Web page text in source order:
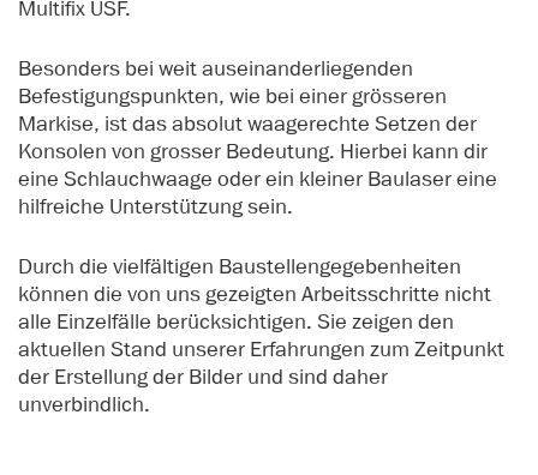
Multifix USF.
Besonders bei weit auseinanderliegenden
Befestigungspunkten, wie bei einer grösseren
Markise, ist das absolut waagerechte Setzen der
Konsolen von grosser Bedeutung. Hierbei kann dir
eine Schlauchwaage oder ein kleiner Baulaser eine
hilfreiche Unterstützung sein.
Durch die vielfältigen Baustellengegebenheiten
können die von uns gezeigten Arbeitsschritte nicht
alle Einzelfälle berücksichtigen. Sie zeigen den
aktuellen Stand unserer Erfahrungen zum Zeitpunkt
der Erstellung der Bilder und sind daher
unverbindlich.